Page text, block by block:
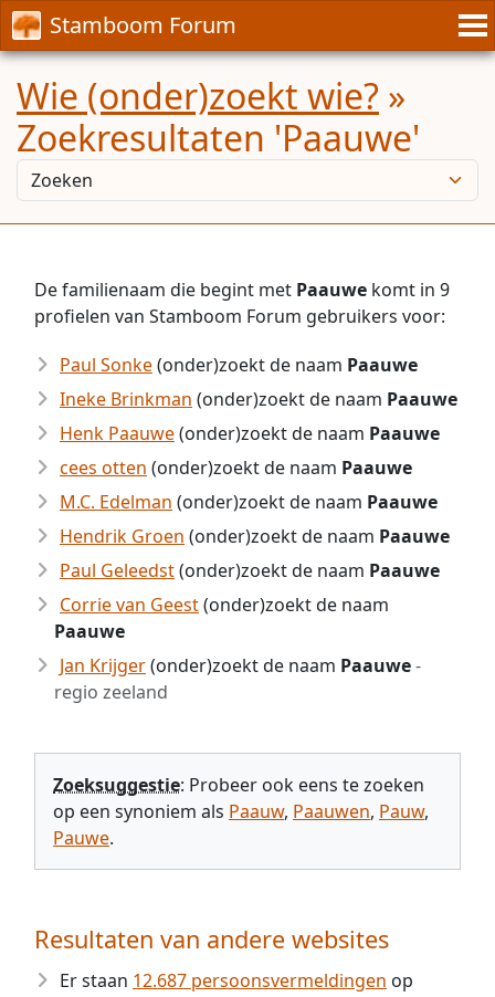
Stamboom Forum
Wie (onder)zoekt wie? »
Zoekresultaten 'Paauwe'
De familienaam die begint met Paauwe komt in 9
profielen van Stamboom Forum gebruikers voor:
Paul Sonke(onder)zoekt de naam Paauwe
Ineke Brinkman (onder)zoekt de naam Paauwe
Henk Paauwe(onder)zoekt de naam Paauwe
cees otten (onder)zoekt de naam Paauwe
M.C. Edelman (onder)zoekt de naam Paauwe
Hendrik Groen (onder)zoekt de naam Paauwe
Paul Geleedst(onder)zoekt de naam Paauwe
Corrie van Geest(onder)zoekt de naam
Paauwe
Jan Krijger(onder)zoekt de naam Paauwe-
regio zeeland
Zoeksuggestie: Probeer ook eens te zoeken
op een synoniem als Paauw, Paauwen, Pauw,
Pauwe.
Resultaten van andere websites
Er staan 12.687 persoonsvermeldingen op